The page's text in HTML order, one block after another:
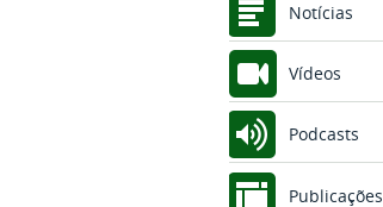
Notícias
Vídeos
Podcasts
Publicações